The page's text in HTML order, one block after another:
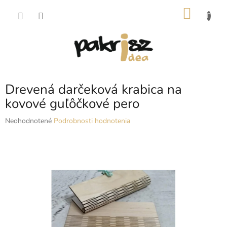
Drevená darčeková krabica na
kovové guľôčkové pero
Priemerné
Neohodnotené Podrobnosti hodnotenia